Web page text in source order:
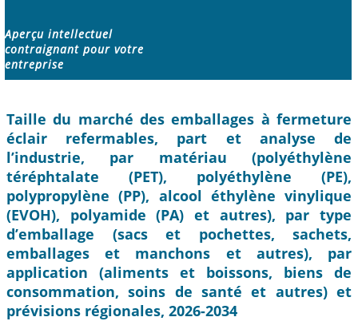
Aperçu intellectuel
contraignant pour votre
entreprise
Taille du marché des emballages à fermeture
éclair refermables, part et analyse de
l’industrie, par matériau (polyéthylène
téréphtalate (PET), polyéthylène (PE),
polypropylène (PP), alcool éthylène vinylique
(EVOH), polyamide (PA) et autres), par type
d’emballage (sacs et pochettes, sachets,
emballages et manchons et autres), par
application (aliments et boissons, biens de
consommation, soins de santé et autres) et
prévisions régionales, 2026-2034